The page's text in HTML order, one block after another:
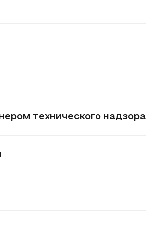
технического надзора